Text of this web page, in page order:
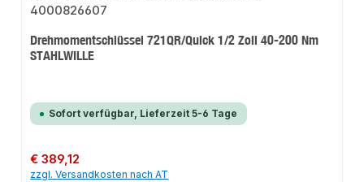
Drehmomentschlüssel 721QR/Quick 1/2 Zoll 40-200 Nm
STAHLWILLE
Sofort verfügbar, Lieferzeit 5-6 Tage
Regulärer Preis:
€ 389,12
zzgl. Versandkosten nach AT